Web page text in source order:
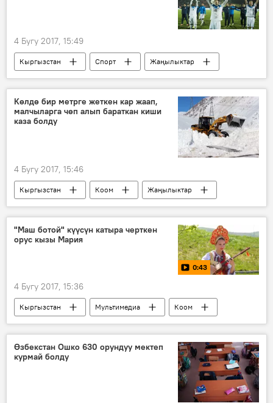
4 Бугу 2017, 15:49
Кыргызстан Спорт
Жаңылыктар
FIFA
футбол рейтинг
Көлдө бир метрге жеткен кар жаап,
малчыларга чөп алып бараткан киши
каза болду
4 Бугу 2017, 15:46
Кыргызстан Коом
Жаңылыктар
Ысык-Көл
жол кар
"Маш ботой" күүсүн катыра черткен
орус кызы Мария
0:43
4 Бугу 2017, 15:36
Кыргызстан Мультимедиа
Коом
Видео
Жаңылыктар
талант
комуз
Россия
Өзбекстан Ошко 630 орундуу мектеп
курмай болду